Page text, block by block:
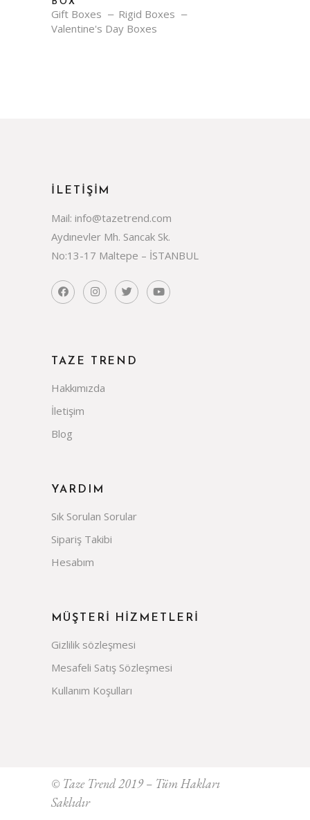
Gift Boxes
Rigid Boxes
Valentine's Day Boxes
İLETİŞİM
Mail: info@tazetrend.com
Aydınevler Mh. Sancak Sk.
No:13-17 Maltepe – İSTANBUL
TAZE TREND
Hakkımızda
İletişim
Blog
YARDIM
Sık Sorulan Sorular
Sipariş Takibi
Hesabım
MÜŞTERİ HİZMETLERİ
Gizlilik sözleşmesi
Mesafeli Satış Sözleşmesi
Kullanım Koşulları
© Taze Trend 2019 – Tüm Hakları
Saklıdır